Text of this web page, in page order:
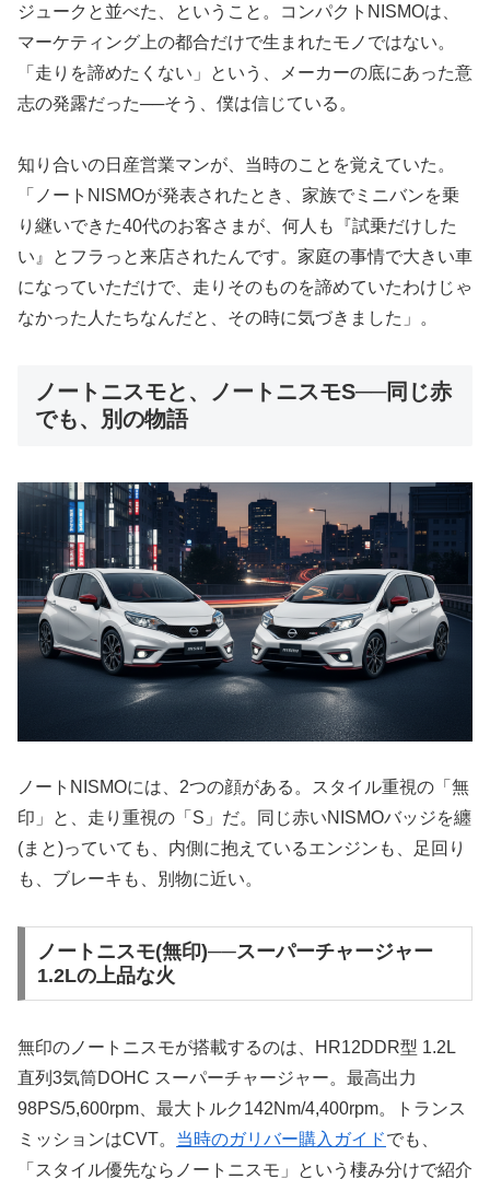
ジュークと並べた、ということ。コンパクトNISMOは、
マーケティング上の都合だけで生まれたモノではない。
「走りを諦めたくない」という、メーカーの底にあった意
志の発露だった──そう、僕は信じている。
知り合いの日産営業マンが、当時のことを覚えていた。
「ノートNISMOが発表されたとき、家族でミニバンを乗
り継いできた40代のお客さまが、何人も『試乗だけした
い』とフラっと来店されたんです。家庭の事情で大きい車
になっていただけで、走りそのものを諦めていたわけじゃ
なかった人たちなんだと、その時に気づきました」。
ノートニスモと、ノートニスモS──同じ赤
でも、別の物語
ノートNISMOには、2つの顔がある。スタイル重視の「無
印」と、走り重視の「S」だ。同じ赤いNISMOバッジを纏
(まと)っていても、内側に抱えているエンジンも、足回り
も、ブレーキも、別物に近い。
ノートニスモ(無印)──スーパーチャージャー
1.2Lの上品な火
無印のノートニスモが搭載するのは、HR12DDR型 1.2L
直列3気筒DOHC スーパーチャージャー。最高出力
98PS/5,600rpm、最大トルク142Nm/4,400rpm。トランス
ミッションはCVT。 当時のガリバー購入ガイドでも、
「スタイル優先ならノートニスモ」という棲み分けで紹介